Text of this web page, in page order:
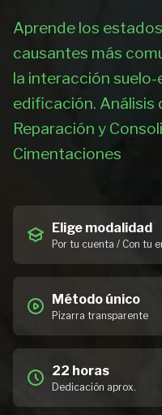
Aprende los
causantes más
la interacción
edificación. Análisis
Reparación y
Cimentaciones
Elige modalidad
Por tu cuenta / Con tu
Método único
Pizarra transparente
22 horas
Dedicación aprox.